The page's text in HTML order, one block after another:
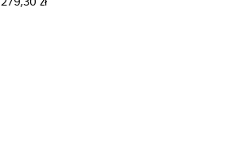
279,30 zł